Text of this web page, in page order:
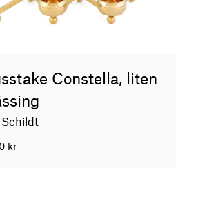
Constella, liten
Schildt
kr